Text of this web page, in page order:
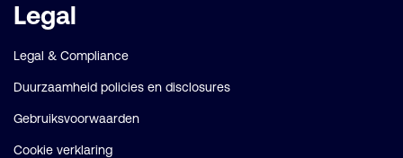
Legal
Legal & Compliance
Duurzaamheid policies en disclosures
Gebruiksvoorwaarden
Cookie verklaring